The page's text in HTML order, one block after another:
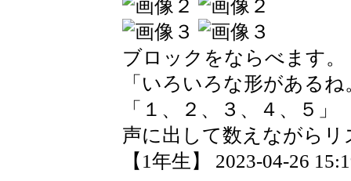
ブロックをならべます。
「いろいろな形があるね
「１、２、３、４、５」
声に出して数えながら
【1年生】 2023-04-26